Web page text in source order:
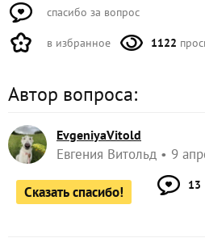
спасибо за вопрос
в избранное 1122
Автор вопроса:
EvgeniyaVitold
Евгения Витольд 9
Сказать спасибо! 13